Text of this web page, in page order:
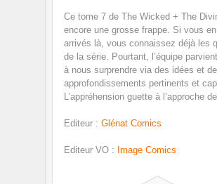
Ce tome 7 de The Wicked + The
encore une grosse frappe. Si vous
arrivés là, vous connaissez déjà les
de la série. Pourtant, l’équipe
à nous surprendre via des idées et
approfondissements pertinents et
L’appréhension guette à l’approche
Editeur : Glénat Comics
Editeur VO : Image Comics